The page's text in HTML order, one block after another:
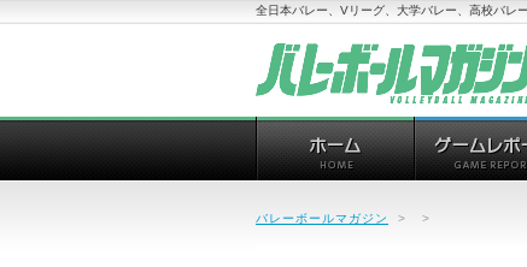
全日本バレー、Vリーグ、大学バレー、高校バレ
バレーボールマガジン > >